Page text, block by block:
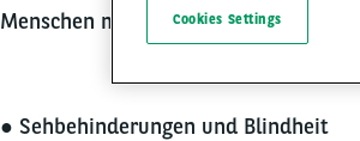
Menschen mit verschiedenen
● Sehbehinderungen und Blindheit
Cookies Settings